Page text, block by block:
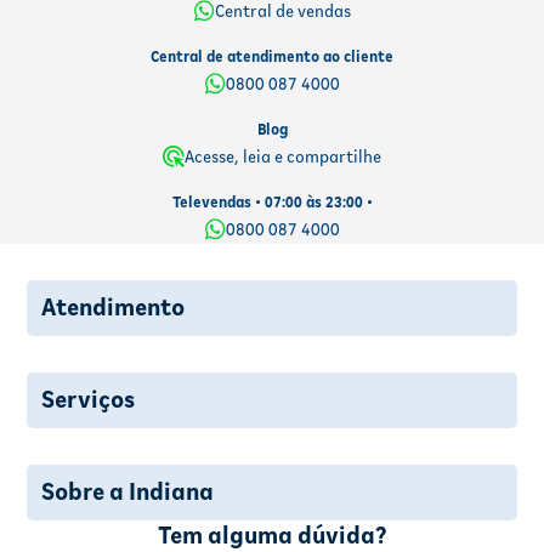
Central de vendas
Central de atendimento ao cliente
0800 087 4000
Blog
Acesse, leia e compartilhe
Televendas • 07:00 às 23:00 •
0800 087 4000
Atendimento
Serviços
Sobre a Indiana
Tem alguma dúvida?